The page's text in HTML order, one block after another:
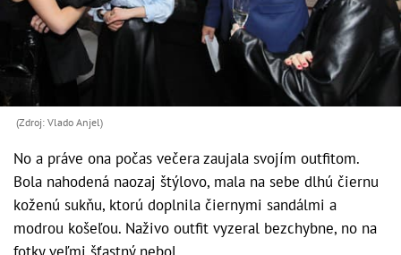
(Zdroj: Vlado Anjel)
No a práve ona počas večera zaujala svojím outfitom.
Bola nahodená naozaj štýlovo, mala na sebe dlhú čiernu
koženú sukňu, ktorú doplnila čiernymi sandálmi a
modrou košeľou. Naživo outfit vyzeral bezchybne, no na